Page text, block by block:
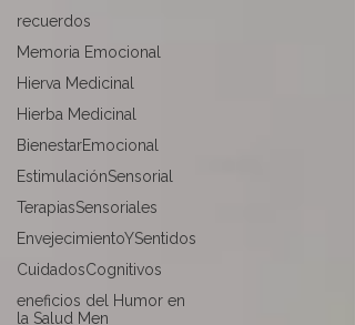
recuerdos
Memoria Emocional
Hierva Medicinal
Hierba Medicinal
BienestarEmocional
EstimulaciónSensorial
TerapiasSensoriales
EnvejecimientoYSentidos
CuidadosCognitivos
eneficios del Humor en
la Salud Men